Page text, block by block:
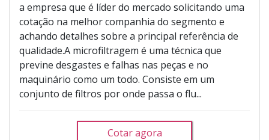
a empresa que é líder do mercado solicitando uma
cotação na melhor companhia do segmento e
achando detalhes sobre a principal referência de
qualidade.A microfiltragem é uma técnica que
previne desgastes e falhas nas peças e no
maquinário como um todo. Consiste em um
conjunto de filtros por onde passa o flu...
Cotar agora